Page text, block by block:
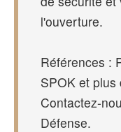
l'ouverture.
Références :
SPOK et
Contactez-
Défense.